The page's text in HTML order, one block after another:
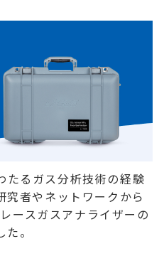
るガス分析技術の経験
究者やネットワークから
ースガスアナライザーの
。